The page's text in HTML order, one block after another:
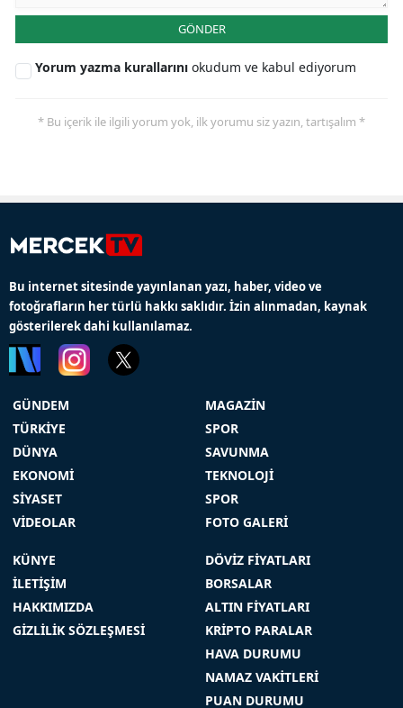
GÖNDER
Yorum yazma kurallarını okudum ve kabul ediyorum
* Bu içerik ile ilgili yorum yok, ilk yorumu siz yazın, tartışalım *
Bu internet sitesinde yayınlanan yazı, haber, video ve
fotoğrafların her türlü hakkı saklıdır. İzin alınmadan, kaynak
gösterilerek dahi kullanılamaz.
GÜNDEM
TÜRKİYE
DÜNYA
EKONOMİ
SİYASET
VİDEOLAR
MAGAZİN
SPOR
SAVUNMA
TEKNOLOJİ
SPOR
FOTO GALERİ
KÜNYE
İLETİŞİM
HAKKIMIZDA
GİZLİLİK SÖZLEŞMESİ
DÖVİZ FİYATLARI
BORSALAR
ALTIN FİYATLARI
KRİPTO PARALAR
HAVA DURUMU
NAMAZ VAKİTLERİ
PUAN DURUMU